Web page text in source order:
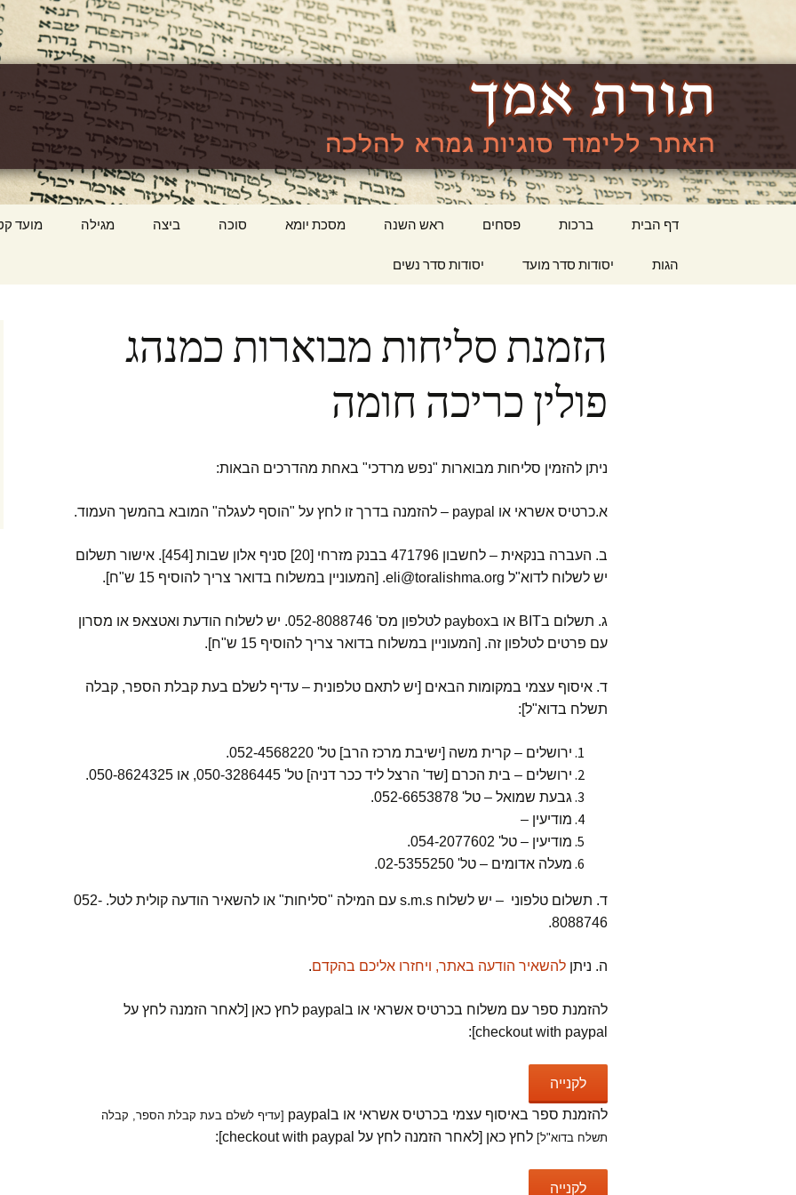
www.toralishma.org
האתר ללימוד סוגיות גמרא להלכה
לתוכן
דף הבית ברכות פסחים ראש השנה מסכת יומא סוכה ביצה מגילה מועד
הגות יסודות סדר מועד יסודות סדר נשים
הזמנת סליחות מבוארות כמנהג
פולין כריכה חומה
ניתן להזמין סליחות מבוארות "נפש מרדכי" באחת מהדרכים הבאות:
א.כרטיס אשראי או paypal – להזמנה בדרך זו לחץ על "הוסף לעגלה" המובא בהמשך העמוד.
ב. העברה בנקאית – לחשבון 471796 בבנק מזרחי [20] סניף אלון שבות [454]. אישור תשלום
יש לשלוח לדוא"ל eli@toralishma.org. [המעוניין במשלוח בדואר צריך להוסיף 15 ש"ח].
ג. תשלום בBIT או בpaybox לטלפון מס' 052-8088746. יש לשלוח הודעת ואטצאפ או מסרון
עם פרטים לטלפון זה. [המעוניין במשלוח בדואר צריך להוסיף 15 ש"ח].
ד. איסוף עצמי במקומות הבאים [יש לתאם טלפונית – עדיף לשלם בעת קבלת הספר, קבלה
תשלח בדוא"ל]:
ירושלים – קרית משה [ישיבת מרכז הרב] טל' 052-4568220.
ירושלים – בית הכרם [שד' הרצל ליד ככר דניה] טל' 050-3286445, או 050-8624325.
גבעת שמואל – טל' 052-6653878.
מודיעין –
מודיעין – טל' 054-2077602.
מעלה אדומים – טל' 02-5355250.
ד. תשלום טלפוני – יש לשלוח s.m.s עם המילה "סליחות" או להשאיר הודעה קולית לטל. 052-
8088746.
ה. ניתן להשאיר הודעה באתר, ויחזרו אליכם בהקדם.
להזמנת ספר עם משלוח בכרטיס אשראי או בpaypal לחץ כאן [לאחר הזמנה לחץ על
checkout with paypal]:
להזמנת ספר באיסוף עצמי בכרטיס אשראי או בpaypal
[עדיף לשלם בעת קבלת הספר, קבלה
תשלח בדוא"ל] לחץ כאן [לאחר הזמנה לחץ על checkout with paypal]: